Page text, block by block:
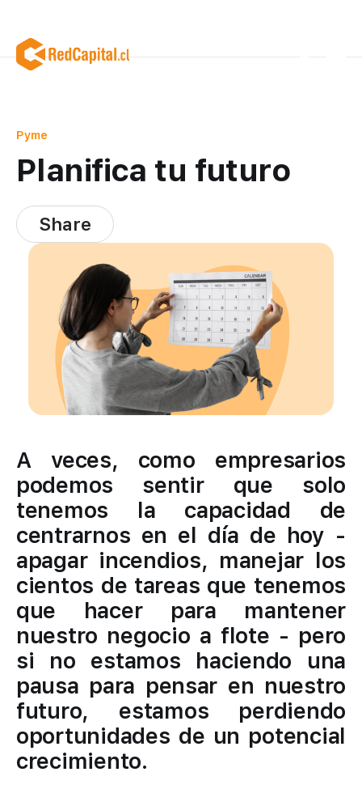
Pyme
Planifica tu futuro
Share
A veces, como empresarios
podemos sentir que solo
tenemos la capacidad de
centrarnos en el día de hoy -
apagar incendios, manejar los
cientos de tareas que tenemos
que hacer para mantener
nuestro negocio a flote - pero
si no estamos haciendo una
pausa para pensar en nuestro
futuro, estamos perdiendo
oportunidades de un potencial
crecimiento.